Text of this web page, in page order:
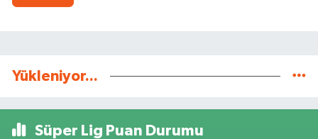
Yükleniyor...
Süper Lig Puan Durumu